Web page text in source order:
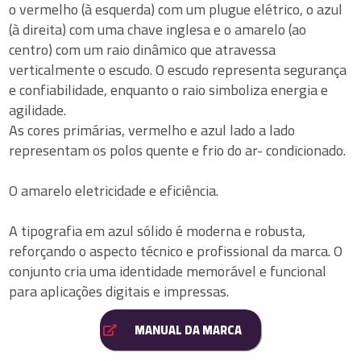
o vermelho (à esquerda) com um plugue elétrico, o azul
(à direita) com uma chave inglesa e o amarelo (ao
centro) com um raio dinâmico que atravessa
verticalmente o escudo. O escudo representa segurança
e confiabilidade, enquanto o raio simboliza energia e
agilidade.
As cores primárias, vermelho e azul lado a lado
representam os polos quente e frio do ar- condicionado.
O amarelo eletricidade e eficiência.
A tipografia em azul sólido é moderna e robusta,
reforçando o aspecto técnico e profissional da marca. O
conjunto cria uma identidade memorável e funcional
para aplicações digitais e impressas.
MANUAL DA MARCA